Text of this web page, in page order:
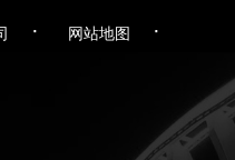
· 网站地图 ·